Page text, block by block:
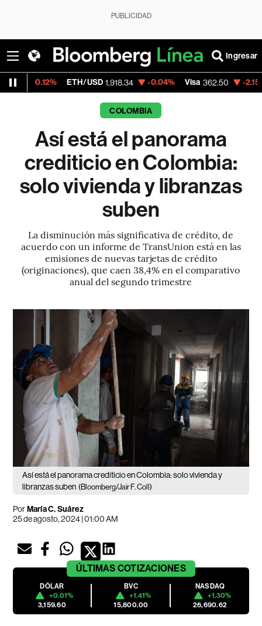
PUBLICIDAD
Ingresar
ETH/USD 1,918.34 -0.04% Visa 362.50 -2.15%
COLOMBIA
Así está el panorama
crediticio en Colombia:
solo vivienda y libranzas
suben
La disminución más significativa de crédito, de
acuerdo con un informe de TransUnion está en las
emisiones de nuevas tarjetas de crédito
(originaciones), que caen 38,4% en el comparativo
anual del segundo trimestre
Así está el panorama crediticio en Colombia: solo vivienda y
libranzas suben (Bloomberg/Jair F. Coll)
PorMaría C. Suárez
25 de agosto, 2024 | 01:00 AM
ÚLTIMAS COTIZACIONES
DÓLAR
+0.01%
3,159.60
BVC
+1.41%
15,800.00
NASDAQ
+1.30%
26,690.62